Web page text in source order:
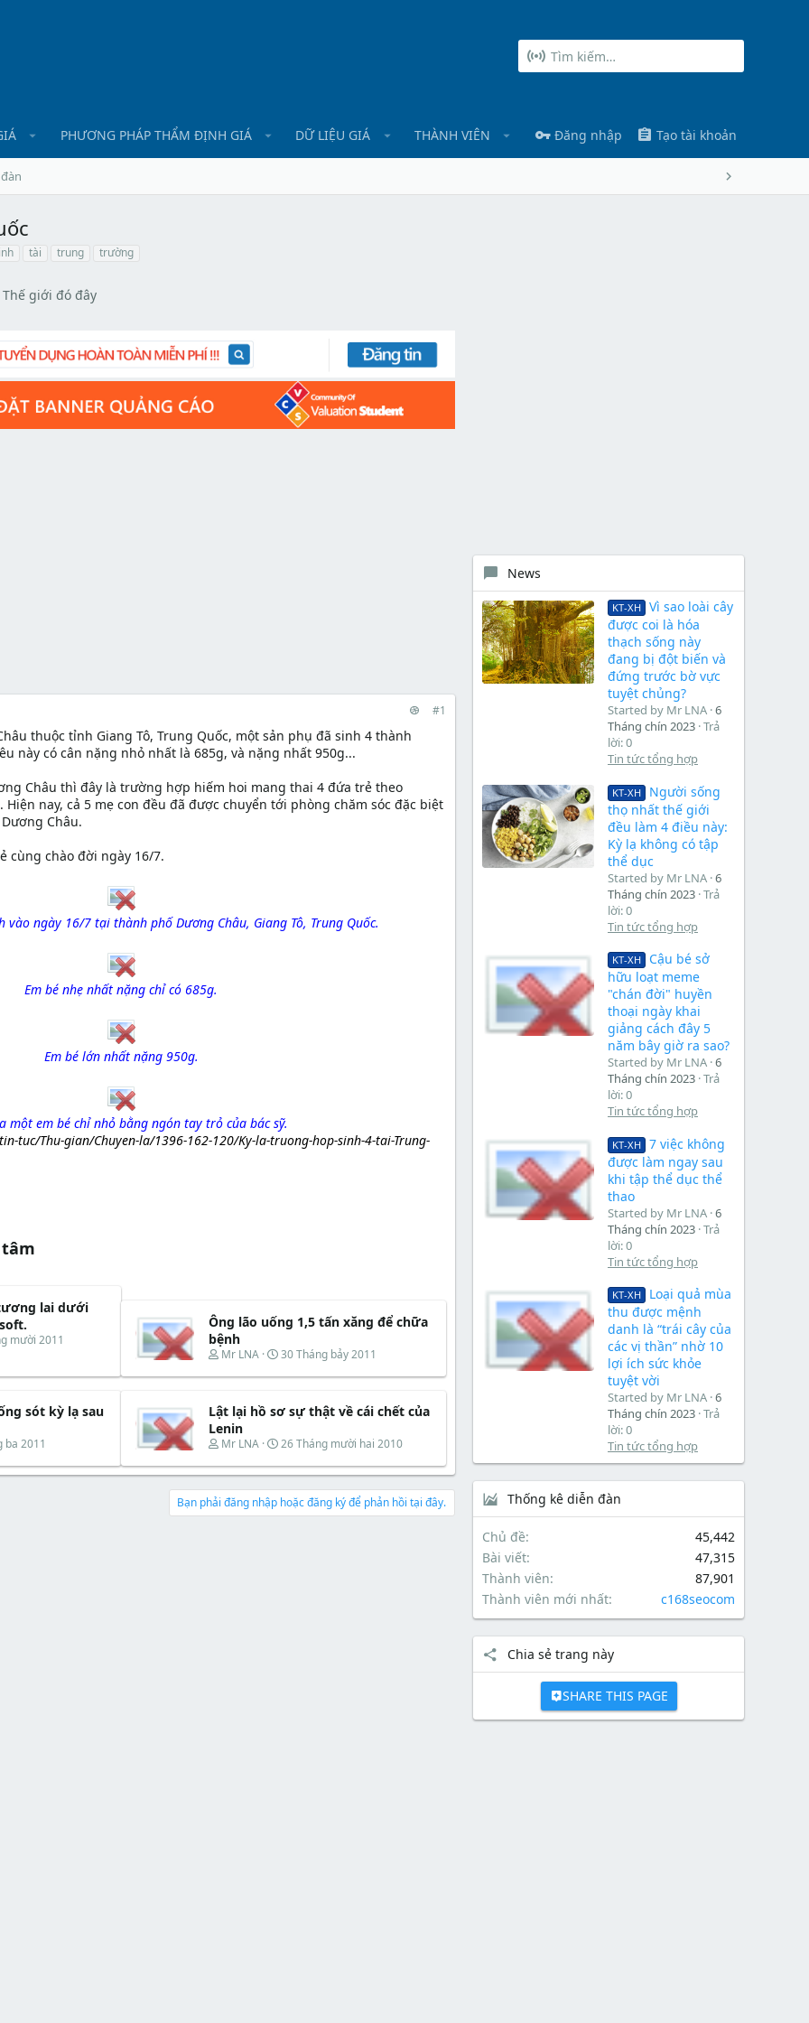
PHƯƠNG PHÁP THẨM ĐỊNH GIÁ DỮ LIỆU GIÁ THÀNH VIÊN Đăng nhập Tạo tài khoản
tài trung trường
Thế giới đó đây
#1
thuộc tỉnh Giang Tô, Trung Quốc, một sản phụ đã sinh 4 thành
này có cân nặng nhỏ nhất là 685g, và nặng nhất 950g...
Châu thì đây là trường hợp hiếm hoi mang thai 4 đứa trẻ theo
nay, cả 5 mẹ con đều đã được chuyển tới phòng chăm sóc đặc biệt
Châu.
cùng chào đời ngày 16/7.
vào ngày 16/7 tại thành phố Dương Châu, Giang Tô, Trung Quốc.
Em bé nhẹ nhất nặng chỉ có 685g.
Em bé lớn nhất nặng 950g.
một em bé chỉ nhỏ bằng ngón tay trỏ của bác sỹ.
tuc/Thu-gian/Chuyen-la/1396-162-120/Ky-la-truong-hop-sinh-4-tai-Trung-
lai dưới
mười 2011
Ông lão uống 1,5 tấn xăng để chữa
bệnh
T
r
a
d
s
a
e
Mr LNA
N
à
b
t
ầ
30 Tháng bảy 2011
sót kỳ lạ sau
ba 2011
Lật lại hồ sơ sự thật về cái chết của
Lenin
T
r
a
d
Mr LNA
N
à
b
ắ
26 Tháng mười hai 2010
Bạn phải đăng nhập hoặc đăng ký để phản hồi tại đây.
News
KT-XH
Vì sao loài cây
được coi là hóa
thạch sống này
đang bị đột biến và
đứng trước bờ vực
tuyệt chủng?
Started by Mr LNA 6
Tháng chín 2023 Trả
lời: 0
Tin tức tổng hợp
KT-XH
Người sống
thọ nhất thế giới
đều làm 4 điều này:
Kỳ lạ không có tập
thể dục
Started by Mr LNA 6
Tháng chín 2023 Trả
lời: 0
Tin tức tổng hợp
KT-XH
Cậu bé sở
hữu loạt meme
"chán đời" huyền
thoại ngày khai
giảng cách đây 5
năm bây giờ ra sao?
Started by Mr LNA 6
Tháng chín 2023 Trả
lời: 0
Tin tức tổng hợp
KT-XH
7 việc không
được làm ngay sau
khi tập thể dục thể
thao
Started by Mr LNA 6
Tháng chín 2023 Trả
lời: 0
Tin tức tổng hợp
KT-XH
Loại quả mùa
thu được mệnh
danh là “trái cây của
các vị thần” nhờ 10
lợi ích sức khỏe
tuyệt vời
Started by Mr LNA 6
Tháng chín 2023 Trả
lời: 0
Tin tức tổng hợp
Thống kê diễn đàn
Chủ đề
45,442
Bài viết
47,315
Thành viên
87,901
Thành viên mới nhất
c168seocom
Chia sẻ trang này
SHARE THIS PAGE